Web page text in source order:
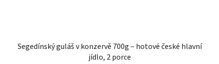
Segedínský guláš v konzervě 700g – hotové české hlavní
jídlo, 2 porce